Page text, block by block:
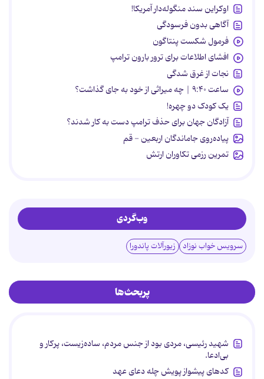
اوکراین سند منگوله‌دار آمریکا!
آگاهی بدون فرسودگی
فرمول شکست پنتاگون
افشای اطلاعات برای ترور بارون ترامپ
نجات از غرق شدگی
ساعت ۹:۴۰ | چه میراثی از خود به جای گذاشت؟
یک کودک دو چهره!
آزادگان جهان برای حذف ترامپ دست به کار شدند؟
پیاده‌روی جاماندگان اربعین - قم
تمرین رزمی تکاوران ارتش
وب‌گردی
سرویس خواب نوزاد زیورآلات پاندورا
پربحث‌ها
شهید رئیسی، مردی بود از جنس مردم، ساده‌زیست، پرکار و
بی‌ادعا.
کدهای پیشواز پویش چله دعای عهد